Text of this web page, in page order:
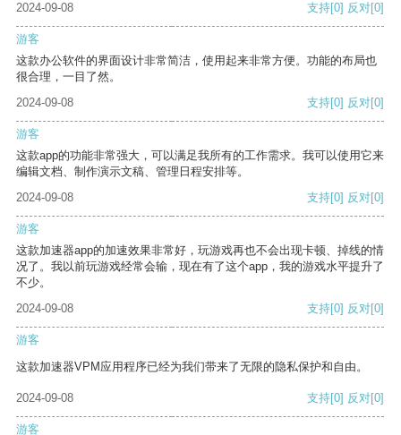
2024-09-08 支持[0] 反对[0]
游客
这款办公软件的界面设计非常简洁，使用起来非常方便。功能的布局也
很合理，一目了然。
2024-09-08
支持[0] 反对[0]
游客
这款app的功能非常强大，可以满足我所有的工作需求。我可以使用它来
编辑文档、制作演示文稿、管理日程安排等。
2024-09-08
支持[0] 反对[0]
游客
这款加速器app的加速效果非常好，玩游戏再也不会出现卡顿、掉线的情
况了。我以前玩游戏经常会输，现在有了这个app，我的游戏水平提升了
不少。
2024-09-08
支持[0] 反对[0]
游客
这款加速器VPM应用程序已经为我们带来了无限的隐私保护和自由。
2024-09-08 支持[0] 反对[0]
游客